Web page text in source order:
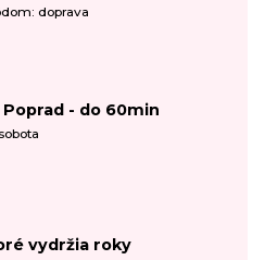
doprava
Poprad - do 60min
vydržia roky